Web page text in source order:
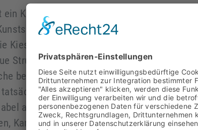
Kieselsteinmosaik, nicht wie bei
Bei diesen
Kieselsteine horizontal geschnitten,
Struktur der beliebten Fliesen.
beschränkt sich der Teil des
verbleibenden Spaltmaße.
als Wandfliesen, Bodenfliesen,
Kaminfliesen, Saunafliesen im